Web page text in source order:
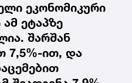
ეკონომიკური
ეტაპზე
შარშან
7,5%-ით, და